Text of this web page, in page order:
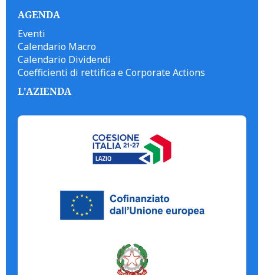
AGENDA
Eventi
Calendario Macro
Calendario Dividendi
Coefficienti di rettifica e Corporate Actions
L'AZIENDA